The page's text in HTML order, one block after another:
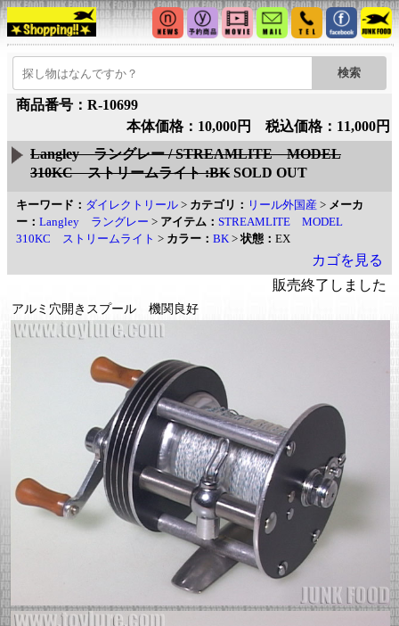
商品番号：R-10699
本体価格：10,000円 税込価格：11,000円
Langley ラングレー / STREAMLITE MODEL
310KC ストリームライト :BK SOLD OUT
キーワード： ダイレクトリール > カテゴリ： リール外国産 > メーカ
ー： Langley ラングレー > アイテム： STREAMLITE MODEL
310KC ストリームライト > カラー： BK >状態： EX
カゴを見る
販売終了しました
アルミ穴開きスプール 機関良好